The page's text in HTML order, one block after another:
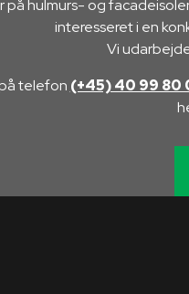
på hulmurs- og
interesseret i en
Vi
telefon (+45) 40 99 80